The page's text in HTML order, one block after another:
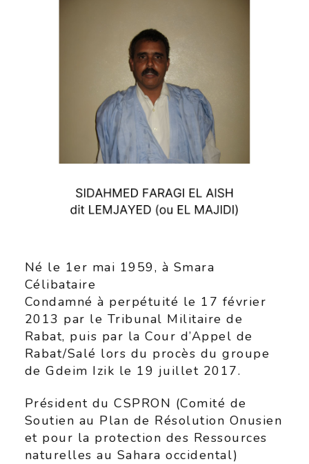
Né le 1er mai 1959, à Smara
Célibataire
Condamné à perpétuité le 17 février
2013 par le Tribunal Militaire de
Rabat, puis par la Cour d’Appel de
Rabat/Salé lors du procès du groupe
de Gdeim Izik le 19 juillet 2017.
Président du CSPRON (Comité de
Soutien au Plan de Résolution Onusien
et pour la protection des Ressources
naturelles au Sahara occidental)